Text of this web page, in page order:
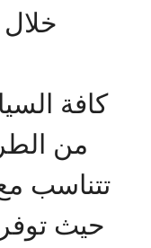
كافة
من
تتناسب
حيث